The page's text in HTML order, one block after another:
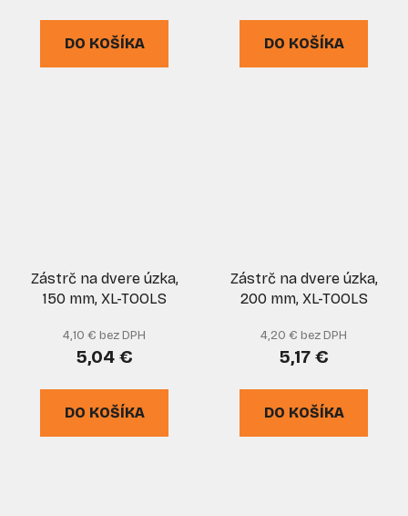
DO KOŠÍKA DO KOŠÍKA
Zástrč na dvere úzka,
150 mm, XL-TOOLS
4,10 € bez DPH
5,04 €
DO KOŠÍKA
Zástrč na dvere úzka,
200 mm, XL-TOOLS
4,20 € bez DPH
5,17 €
DO KOŠÍKA